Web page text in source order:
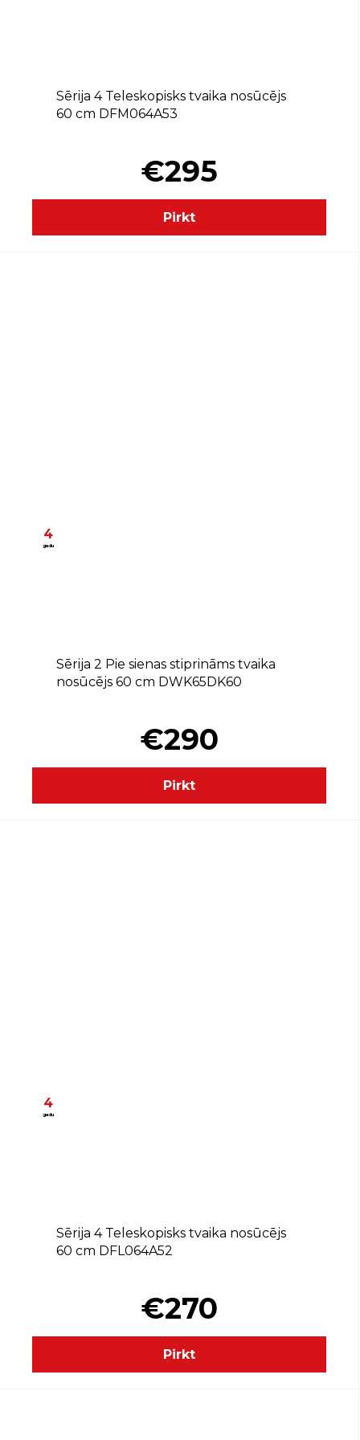
Sērija 4 Teleskopisks tvaika nosūcējs
60 cm DFM064A53
€295
Pirkt
4
gadu
Sērija 2 Pie sienas stiprināms tvaika
nosūcējs 60 cm DWK65DK60
€290
Pirkt
4
gadu
Sērija 4 Teleskopisks tvaika nosūcējs
60 cm DFL064A52
€270
Pirkt